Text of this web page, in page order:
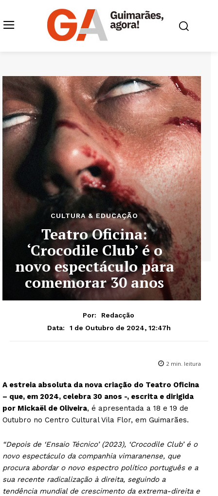
CULTURA & EDUCAÇÃO
Teatro Oficina:
‘Crocodile Club’ é o
novo espectáculo para
comemorar 30 anos
Por:
Redacção
Data:
1 de Outubro de 2024, 12:47h
2 min. leitura
A estreia absoluta da nova criação do Teatro Oficina
– que, em 2024, celebra 30 anos -, escrita e dirigida
por Mickaël de Oliveira, é apresentada a 18 e 19 de
Outubro no Centro Cultural Vila Flor, em Guimarães.
“Depois de ‘Ensaio Técnico’ (2023), ‘Crocodile Club’ é o
novo espectáculo da companhia vimaranense, que
procura abordar o novo espectro político português e a
sua recente radicalização à direita, seguindo a
tendência mundial de crescimento da extrema-direita e